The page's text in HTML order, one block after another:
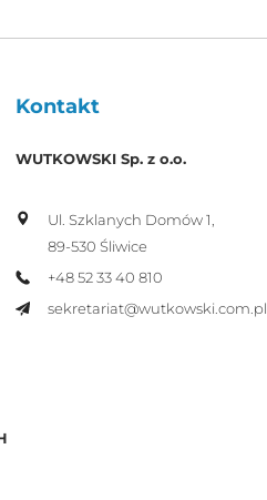
Kontakt
WUTKOWSKI Sp. z o.o.
Ul. Szklanych Domów 1,
89-530 Śliwice
+48 52 33 40 810
sekretariat@wutkowski.com.pl